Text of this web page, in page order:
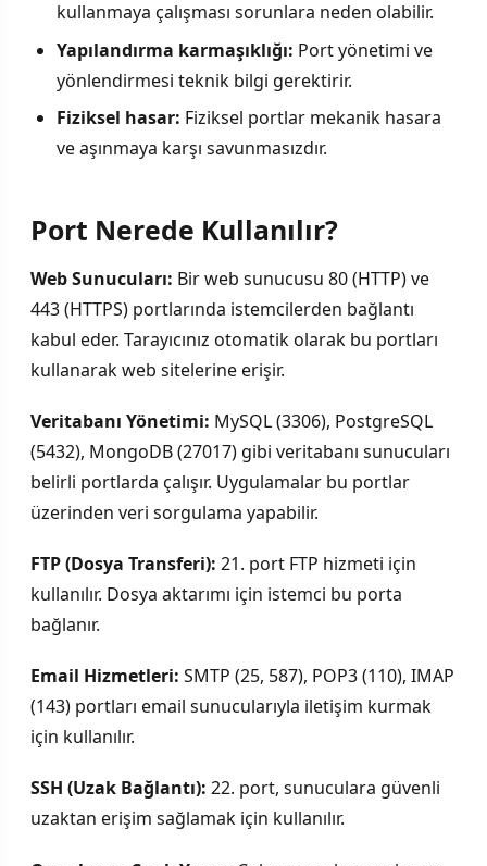
kullanmaya çalışması sorunlara neden olabilir.
Yapılandırma karmaşıklığı: Port yönetimi ve
yönlendirmesi teknik bilgi gerektirir.
Fiziksel hasar: Fiziksel portlar mekanik hasara
ve aşınmaya karşı savunmasızdır.
Port Nerede Kullanılır?
Web Sunucuları: Bir web sunucusu 80 (HTTP) ve
443 (HTTPS) portlarında istemcilerden bağlantı
kabul eder. Tarayıcınız otomatik olarak bu portları
kullanarak web sitelerine erişir.
Veritabanı Yönetimi: MySQL (3306), PostgreSQL
(5432), MongoDB (27017) gibi veritabanı sunucuları
belirli portlarda çalışır. Uygulamalar bu portlar
üzerinden veri sorgulama yapabilir.
FTP (Dosya Transferi): 21. port FTP hizmeti için
kullanılır. Dosya aktarımı için istemci bu porta
bağlanır.
Email Hizmetleri: SMTP (25, 587), POP3 (110), IMAP
(143) portları email sunucularıyla iletişim kurmak
için kullanılır.
SSH (Uzak Bağlantı): 22. port, sunuculara güvenli
uzaktan erişim sağlamak için kullanılır.